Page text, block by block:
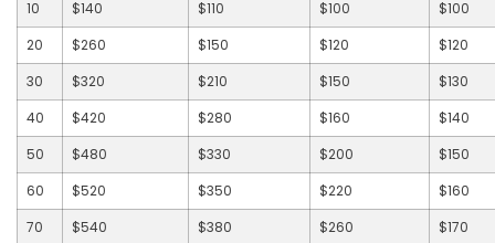
10 $140 $110 $100
$100
20
$260 $150 $120
$120
30
$320 $210 $150
$130
40
$420 $280 $160
$140
50
$480 $330 $200
$150
60
$520 $350 $220
$160
70
$540 $380 $260
$170